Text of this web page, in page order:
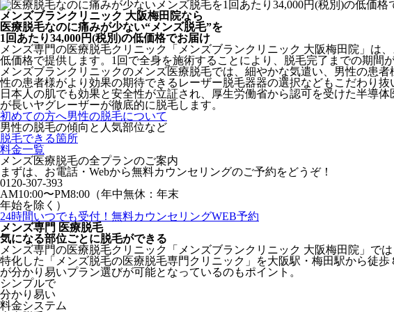
メンズブランクリニック 大阪梅田院なら
医療脱毛なのに痛みが少ない“メンズ脱毛”を
1回あたり34,000円(税別)の低価格でお届け
メンズ専門の医療脱毛クリニック「メンズブランクリニック 大阪梅田院」は
低価格で提供します。1回で全身を施術することにより、脱毛完了までの期間
メンズブランクリニックのメンズ医療脱毛では、細やかな気遣い、男性の患
性の患者様がより効果の期待できるレーザー脱毛器器の選択などもこだわり抜
日本人の肌でも効果と安全性が立証され、厚生労働省から認可を受けた半導
が長いヤグレーザーが徹底的に脱毛します。
初めての方へ男性の脱毛について
男性の脱毛の傾向と人気部位など
脱毛できる箇所
料金一覧
メンズ医療脱毛の全プランのご案内
まずは、お電話・Webから無料カウンセリングのご予約をどうぞ！
0120-307-393
AM10:00〜PM8:00（年中無休：年末
年始を除く）
24時間いつでも受付！ 無料カウンセリングWEB予約
メンズ専門 医療脱毛
気になる部位ごとに脱毛ができる
メンズ専門の医療脱毛クリニック「メンズブランクリニック 大阪梅田院」
特化した「メンズ脱毛の医療脱毛専門クリニック」を大阪駅・梅田駅から徒
が分かり易いプラン選びが可能となっているのもポイント。
シンプルで
分かり易い
料金システム